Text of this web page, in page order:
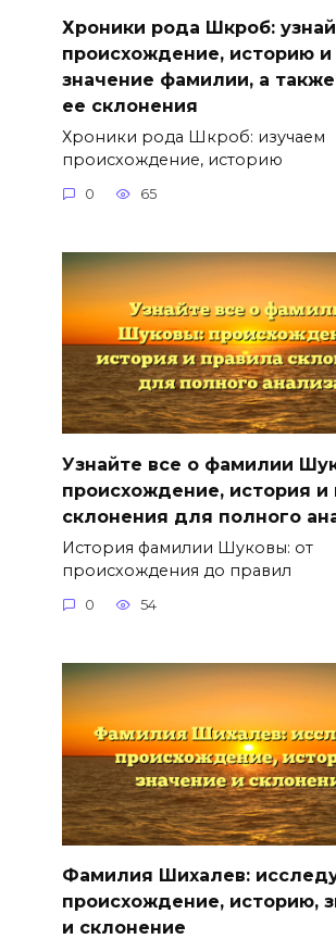
Хроники рода Шкроб:
происхождение, историю и
значение фамилии, а
ее склонения
Хроники рода Шкроб: изучаем
происхождение, историю
0 65
Узнайте все о фамилии
происхождение, история и
склонения для полного
История фамилии Шуковы: от
происхождения до правил
0 54
Фамилия Шихалев:
происхождение, историю,
и склонение